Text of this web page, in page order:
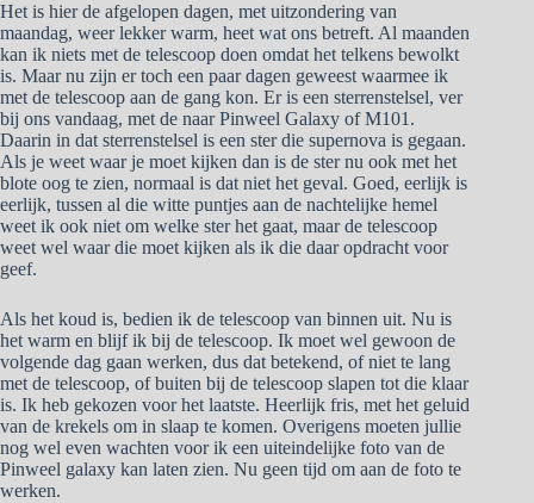
Het is hier de afgelopen dagen, met uitzondering van
maandag, weer lekker warm, heet wat ons betreft. Al maanden
kan ik niets met de telescoop doen omdat het telkens bewolkt
is. Maar nu zijn er toch een paar dagen geweest waarmee ik
met de telescoop aan de gang kon. Er is een sterrenstelsel, ver
bij ons vandaag, met de naar Pinweel Galaxy of M101.
Daarin in dat sterrenstelsel is een ster die supernova is gegaan.
Als je weet waar je moet kijken dan is de ster nu ook met het
blote oog te zien, normaal is dat niet het geval. Goed, eerlijk is
eerlijk, tussen al die witte puntjes aan de nachtelijke hemel
weet ik ook niet om welke ster het gaat, maar de telescoop
weet wel waar die moet kijken als ik die daar opdracht voor
geef.
Als het koud is, bedien ik de telescoop van binnen uit. Nu is
het warm en blijf ik bij de telescoop. Ik moet wel gewoon de
volgende dag gaan werken, dus dat betekend, of niet te lang
met de telescoop, of buiten bij de telescoop slapen tot die klaar
is. Ik heb gekozen voor het laatste. Heerlijk fris, met het geluid
van de krekels om in slaap te komen. Overigens moeten jullie
nog wel even wachten voor ik een uiteindelijke foto van de
Pinweel galaxy kan laten zien. Nu geen tijd om aan de foto te
werken.